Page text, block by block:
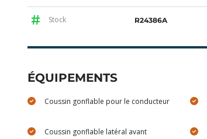
Stock R24386A
ÉQUIPEMENTS
Coussin gonflable pour le conducteur
Coussin gonflable latéral avant